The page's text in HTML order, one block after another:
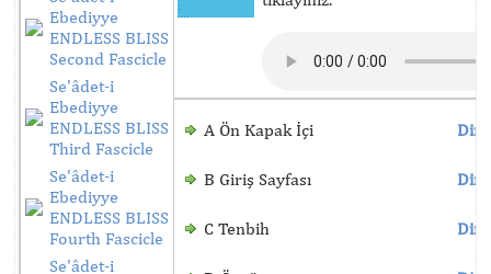
Ebediyye
ENDLESS BLISS
Second Fascicle
Se'âdet-i
Ebediyye
ENDLESS BLISS
Third Fascicle
Se'âdet-i
Ebediyye
ENDLESS BLISS
Fourth Fascicle
Se'âdet-i
A Ön Kapak İçi
B Giriş Sayfası
C Tenbih